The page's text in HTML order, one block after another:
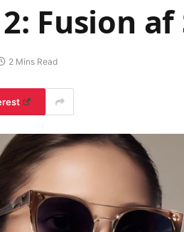
Fusion
2 Mins Read